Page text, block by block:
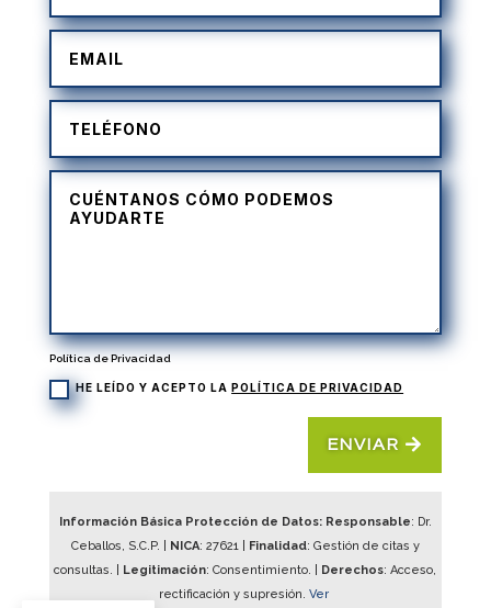
Política de Privacidad
HE LEÍDO Y ACEPTO LA POLÍTICA DE PRIVACIDAD
ENVIAR
Información Básica Protección de Datos: Responsable: Dr.
Ceballos, S.C.P. |
NICA: 27621| Finalidad: Gestión de citas y
consultas. |
Legitimación: Consentimiento. | Derechos: Acceso,
rectificación y supresión. Ver